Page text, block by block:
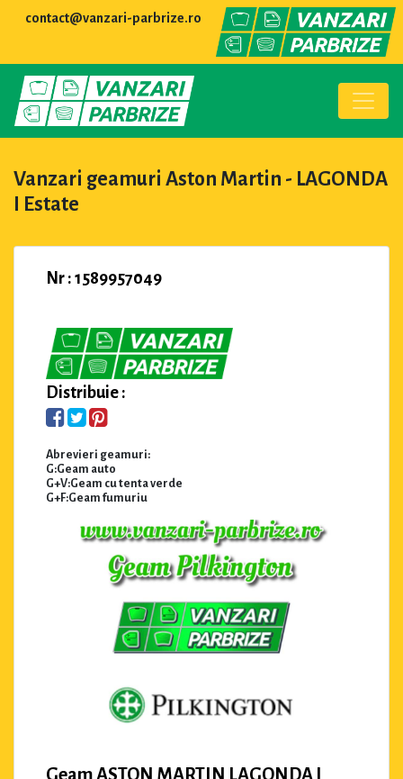
contact@vanzari-parbrize.ro
Vanzari geamuri Aston Martin - LAGONDA
I Estate
Nr : 1589957049
Distribuie :
Abrevieri geamuri:
G:Geam auto
G+V:Geam cu tenta verde
G+F:Geam fumuriu
Geam ASTON MARTIN LAGONDA I